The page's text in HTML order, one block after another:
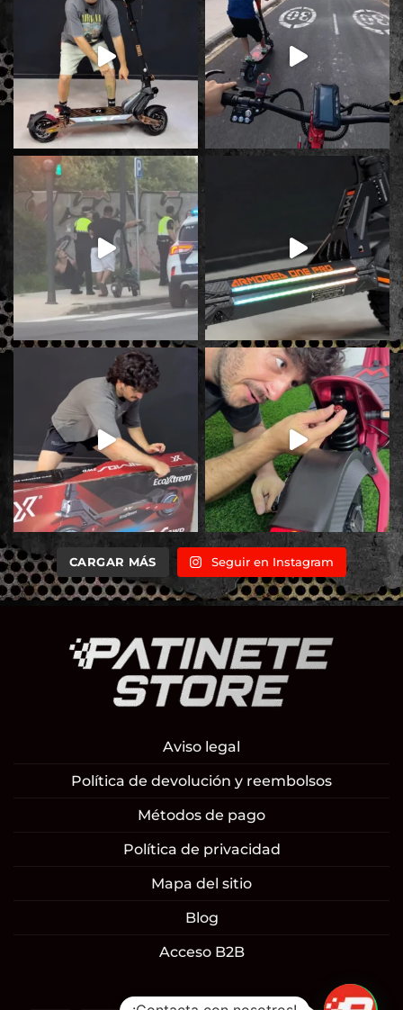
CARGAR MÁS Seguir en Instagram
Aviso legal
Política de devolución y reembolsos
Métodos de pago
Política de privacidad
Mapa del sitio
Blog
Acceso B2B